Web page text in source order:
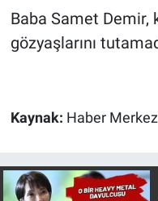
Baba Samet Demir,
gözyaşlarını
Kaynak: Haber